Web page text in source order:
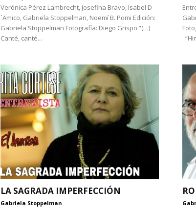
Verónica Pérez Lambrecht, Josefina Bravo, Isabel D
´Amico, Gabriela Stoppelman, Noemí B. Pomi Edición:
Gabriela Stoppelman Fotografía: Diego Grispo “(…)
Canté, canté...
LA SAGRADA IMPERFECCIÓN
Gabriela Stoppelman